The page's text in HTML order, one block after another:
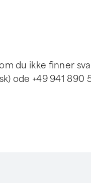
du ikke finner
ode +49 941 890